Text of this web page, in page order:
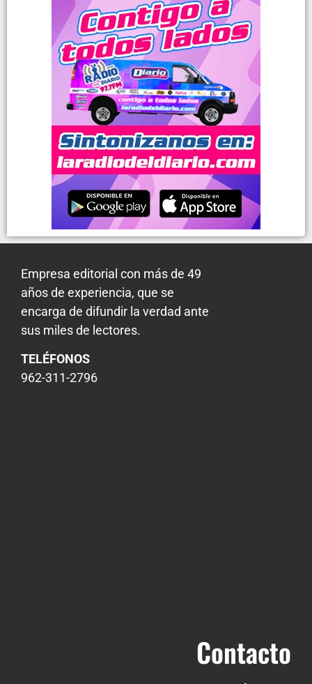
Empresa editorial con más de 49
años de experiencia, que se
encarga de difundir la verdad ante
sus miles de lectores.
TELÉFONOS
962-311-2796
Contacto